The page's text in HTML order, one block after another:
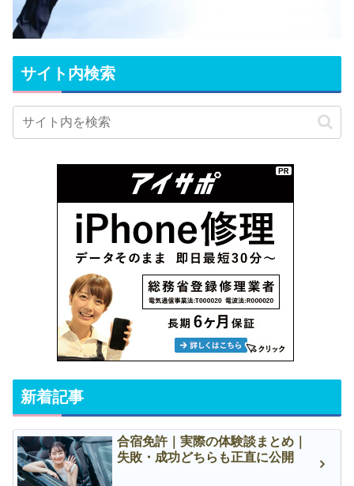
サイト内検索
新着記事
合宿免許｜実際の体験談まとめ｜
失敗・成功どちらも正直に公開